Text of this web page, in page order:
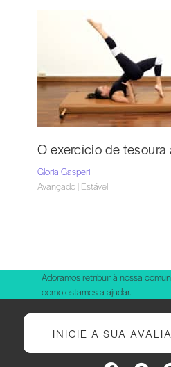
O exercício de tesoura
Gloria Gasperi
Avançado | Estável
Adoramos retribuir à nossa
como estamos a ajudar.
INICIE A SUA